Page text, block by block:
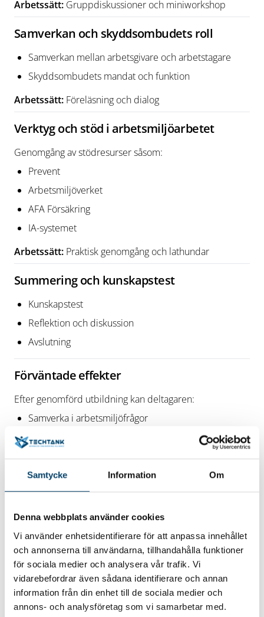
Samtycke Information Om
Denna webbplats använder cookies
Vi använder enhetsidentifierare för att anpassa innehållet
och annonserna till användarna, tillhandahålla funktioner
för sociala medier och analysera vår trafik. Vi
vidarebefordrar även sådana identifierare och annan
information från din enhet till de sociala medier och
annons- och analysföretag som vi samarbetar med.
Arbetssätt: Gruppdiskussioner och miniworkshop
Samverkan och skyddsombudets roll
Samverkan mellan arbetsgivare och arbetstagare
Skyddsombudets mandat och funktion
Arbetssätt: Föreläsning och dialog
Verktyg och stöd i arbetsmiljöarbetet
Genomgång av stödresurser såsom:
Prevent
Arbetsmiljöverket
AFA Försäkring
IA-systemet
Arbetssätt: Praktisk genomgång och lathundar
Summering och kunskapstest
Kunskapstest
Reflektion och diskussion
Avslutning
Förväntade effekter
Efter genomförd utbildning kan deltagaren:
Samverka i arbetsmiljöfrågor
Undersöka och förebygga risker
Förstå hur en god arbetsmiljö bidrar till
verksamhetens resultat
Veta var relevant information och stöd finns
inom systematiskt arbetsmiljöarbete (SAM)
Resultat för organisationen
Organisationen får:
Ökad kunskap om lagkrav och ansvar